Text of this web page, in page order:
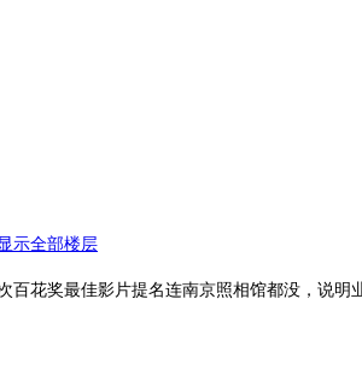
示全部楼层
百花奖最佳影片提名连南京照相馆都没，说明